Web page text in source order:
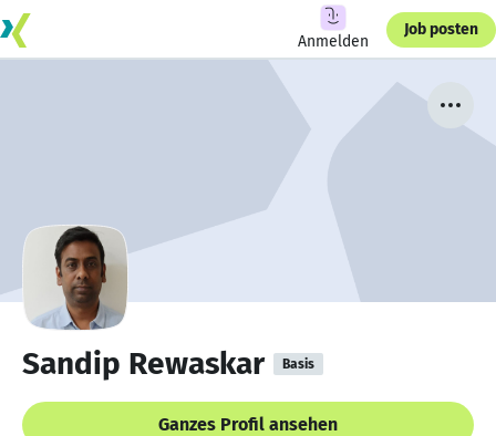
Anmelden
Job posten
Sandip Rewaskar Basis
Ganzes Profil ansehen